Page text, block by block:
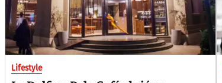
Lifestyle